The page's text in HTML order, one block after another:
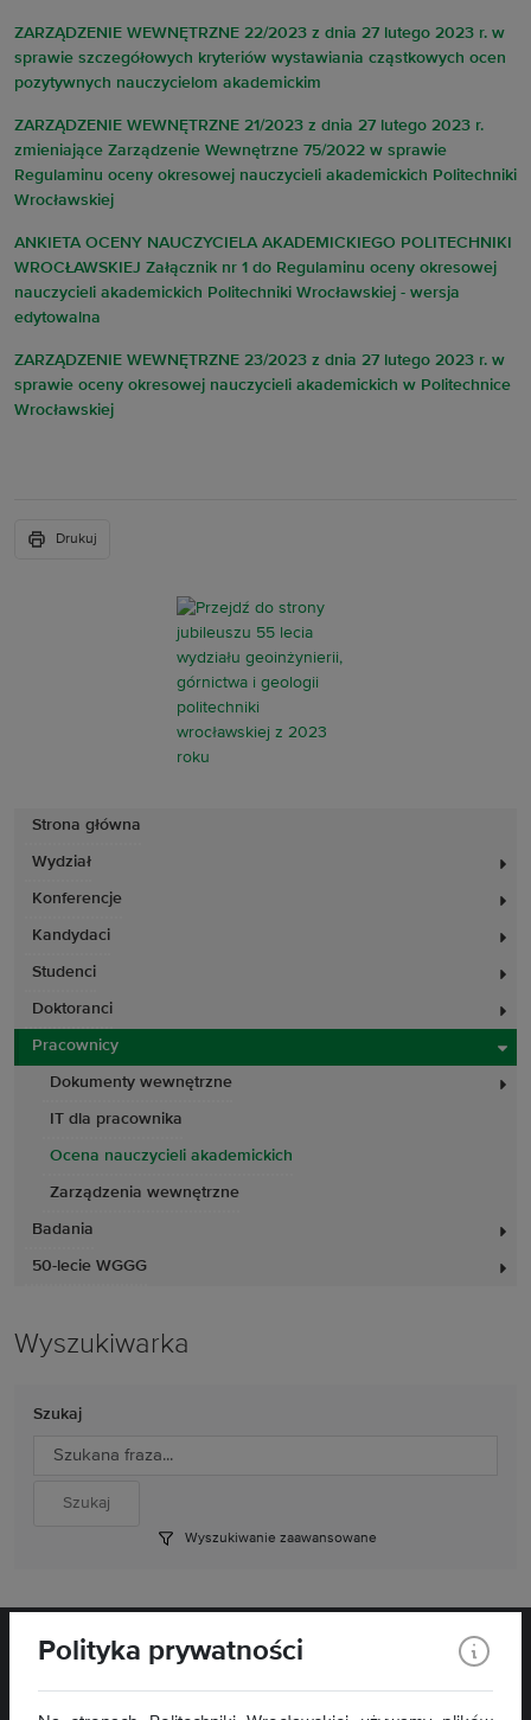
Strona główna
Wydział
Konferencje
Kandydaci
Studenci
Doktoranci
Pracownicy
Dokumenty wewnętrzne
IT dla pracownika
Ocena nauczycieli akademickich
Zarządzenia wewnętrzne
Badania
50-lecie WGGG
Wyszukiwarka
Szukaj
Wyszukiwanie zaawansowane
ZARZĄDZENIE WEWNĘTRZNE 22/2023 z dnia 27 lutego 2023 r. w
sprawie szczegółowych kryteriów wystawiania cząstkowych ocen
pozytywnych nauczycielom akademickim
ZARZĄDZENIE WEWNĘTRZNE 21/2023 z dnia 27 lutego 2023 r.
zmieniające Zarządzenie Wewnętrzne 75/2022 w sprawie
Regulaminu oceny okresowej nauczycieli akademickich Politechniki
Wrocławskiej
ANKIETA OCENY NAUCZYCIELA AKADEMICKIEGO POLITECHNIKI
WROCŁAWSKIEJ Załącznik nr 1 do Regulaminu oceny okresowej
nauczycieli akademickich Politechniki Wrocławskiej - wersja
edytowalna
ZARZĄDZENIE WEWNĘTRZNE 23/2023 z dnia 27 lutego 2023 r. w
sprawie oceny okresowej nauczycieli akademickich w Politechnice
Wrocławskiej
Drukuj
Polityka prywatności